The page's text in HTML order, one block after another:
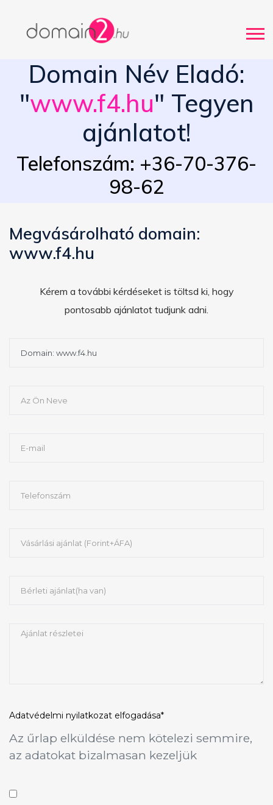
Domain Név Eladó:
"www.f4.hu" Tegyen
ajánlatot!
Telefonszám: +36-70-376-
98-62
Megvásárolható domain:
www.f4.hu
Kérem a további kérdéseket is töltsd ki, hogy
pontosabb ajánlatot tudjunk adni.
Adatvédelmi nyilatkozat elfogadása*
Az űrlap elküldése nem kötelezi semmire,
az adatokat bizalmasan kezeljük